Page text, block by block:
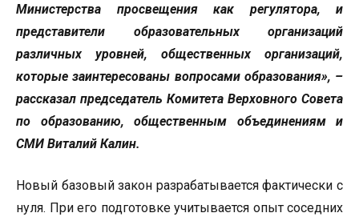
Министерства просвещения как регулятора, и
представители образовательных организаций
различных уровней, общественных организаций,
которые заинтересованы вопросами образования», –
рассказал председатель Комитета Верховного Совета
по образованию, общественным объединениям и
СМИ Виталий Калин.
Новый базовый закон разрабатывается фактически с
нуля. При его подготовке учитывается опыт соседних